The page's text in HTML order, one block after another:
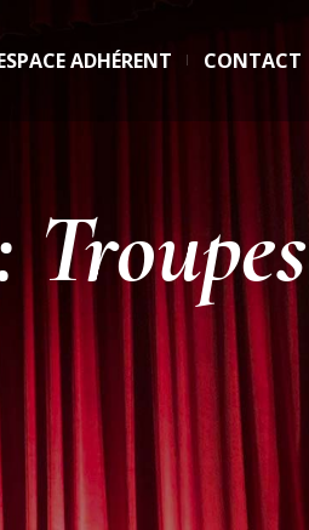
ADHÉRENT CONTACT
Troupes